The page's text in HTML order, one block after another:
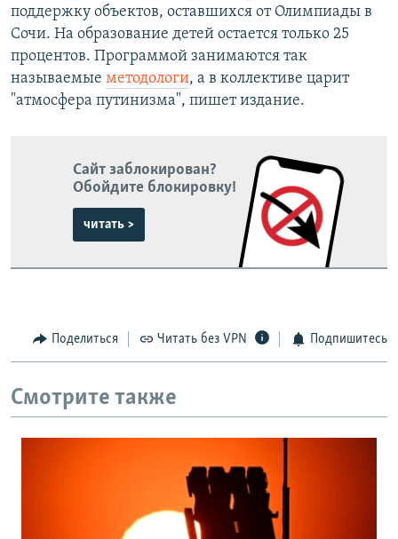
поддержку объектов, оставшихся от Олимпиады в
Сочи. На образование детей остается только 25
процентов. Программой занимаются так
называемые методологи, а в коллективе царит
"атмосфера путинизма", пишет издание.
Сайт заблокирован?
Обойдите блокировку!
читать >
Поделиться Читать без VPN Подпишитесь
Смотрите также